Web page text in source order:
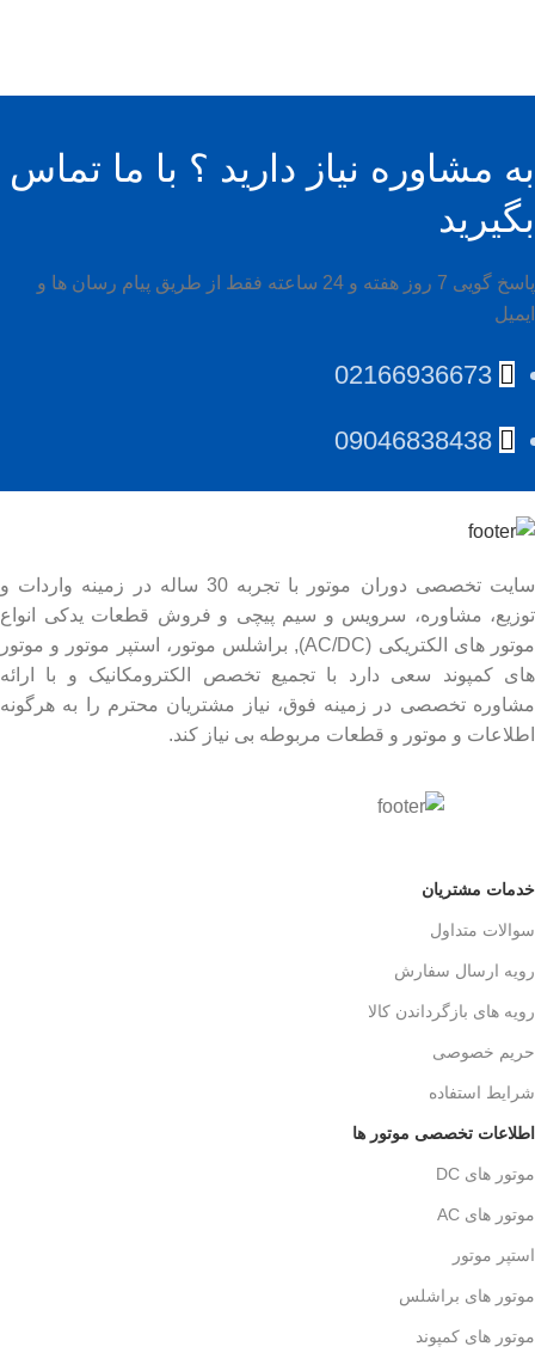
به مشاوره نیاز دارید ؟ با ما تماس
بگیرید
پاسخ گویی 7 روز هفته و 24 ساعته فقط از طریق پیام رسان ها و
ایمیل
02166936673
09046838438
سایت تخصصی دوران موتور با تجربه 30 ساله در زمینه واردات و
توزیع، مشاوره، سرویس و سیم پیچی و فروش قطعات یدکی انواع
موتور های الکتریکی (AC/DC), براشلس موتور، استپر موتور و موتور
های کمپوند سعی دارد با تجمیع تخصص الکترومکانیک و با ارائه
مشاوره تخصصی در زمینه فوق، نیاز مشتریان محترم را به هرگونه
اطلاعات و موتور و قطعات مربوطه بی نیاز کند.
خدمات مشتریان
سوالات متداول
رویه ارسال سفارش
رویه های بازگرداندن کالا
حریم خصوصی
شرایط استفاده
اطلاعات تخصصی موتور ها
موتور های DC
موتور های AC
استپر موتور
موتور های براشلس
موتور های کمپوند